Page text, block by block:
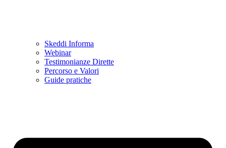
Skeddi Informa
Webinar
Testimonianze Dirette
Percorso e Valori
Guide pratiche